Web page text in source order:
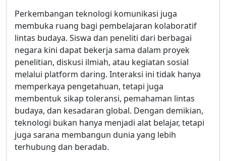
Perkembangan teknologi komunikasi juga
membuka ruang bagi pembelajaran kolaboratif
lintas budaya. Siswa dan peneliti dari berbagai
negara kini dapat bekerja sama dalam proyek
penelitian, diskusi ilmiah, atau kegiatan sosial
melalui platform daring. Interaksi ini tidak hanya
memperkaya pengetahuan, tetapi juga
membentuk sikap toleransi, pemahaman lintas
budaya, dan kesadaran global. Dengan demikian,
teknologi bukan hanya menjadi alat belajar, tetapi
juga sarana membangun dunia yang lebih
terhubung dan beradab.